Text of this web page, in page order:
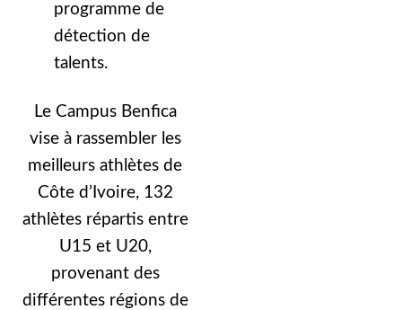
programme de
détection de
talents.
Le Campus Benfica
vise à rassembler les
meilleurs athlètes de
Côte d’Ivoire, 132
athlètes répartis entre
U15 et U20,
provenant des
différentes régions de